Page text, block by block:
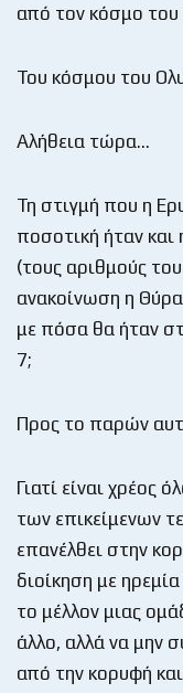
από τον κόσμο
Του κόσμου του
Αλήθεια τώρα…
Τη στιγμή που η
ποσοτική ήταν και
(τους αριθμούς
ανακοίνωση η
με πόσα θα ήταν
7;
Προς το παρών
Γιατί είναι χρέος
των επικείμενων
επανέλθει στην
διοίκηση με
το μέλλον μιας
άλλο, αλλά να μην
από την κορυφή